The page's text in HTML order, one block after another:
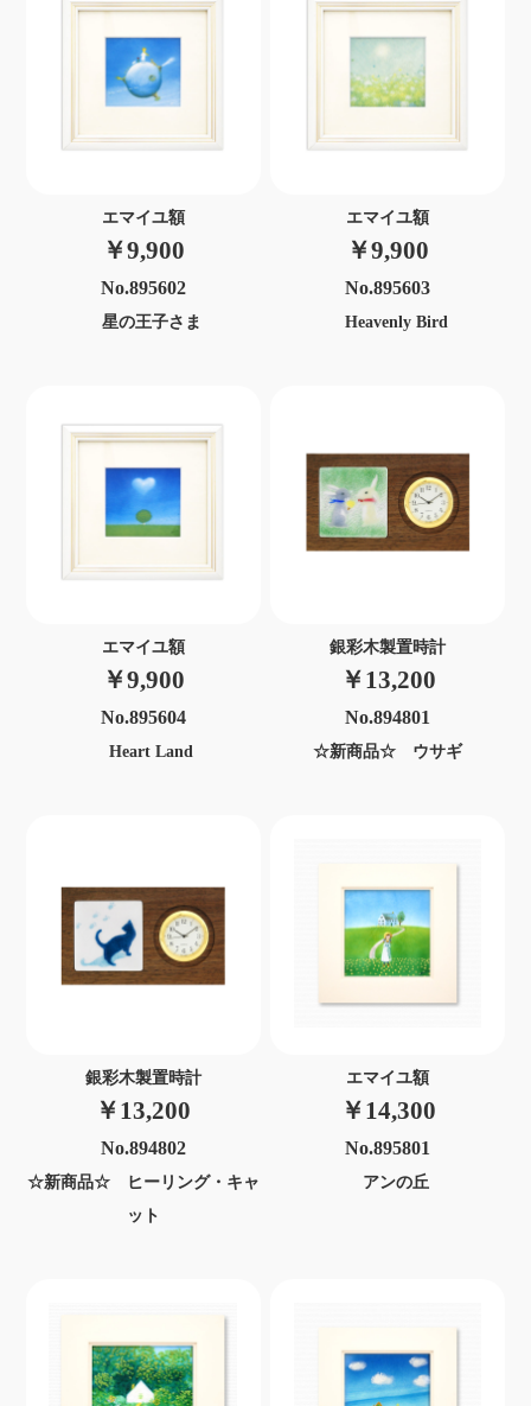
エマイユ額
￥9,900
No.895602
星の王子さま
エマイユ額
￥9,900
No.895603
Heavenly Bird
エマイユ額
￥9,900
No.895604
Heart Land
銀彩木製置時計
￥13,200
No.894801
☆新商品☆ ウサギ
銀彩木製置時計
￥13,200
No.894802
☆新商品☆ ヒーリング・キャ
ット
エマイユ額
￥14,300
No.895801
アンの丘